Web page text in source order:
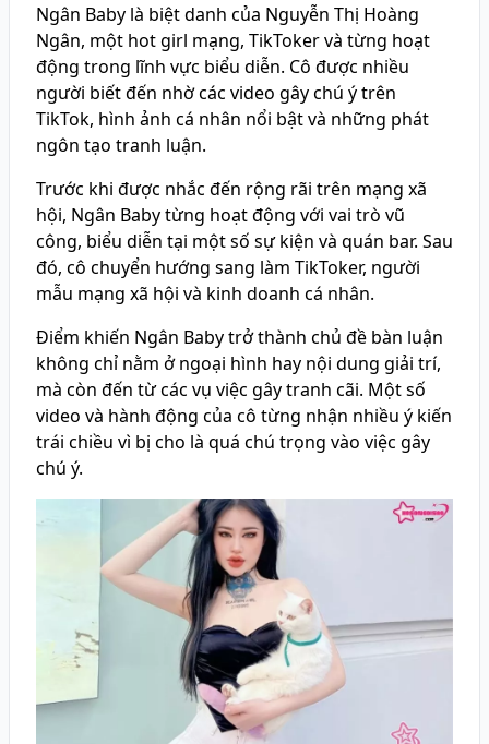
Ngân Baby là biệt danh của Nguyễn Thị Hoàng
Ngân, một hot girl mạng, TikToker và từng hoạt
động trong lĩnh vực biểu diễn. Cô được nhiều
người biết đến nhờ các video gây chú ý trên
TikTok, hình ảnh cá nhân nổi bật và những phát
ngôn tạo tranh luận.
Trước khi được nhắc đến rộng rãi trên mạng xã
hội, Ngân Baby từng hoạt động với vai trò vũ
công, biểu diễn tại một số sự kiện và quán bar. Sau
đó, cô chuyển hướng sang làm TikToker, người
mẫu mạng xã hội và kinh doanh cá nhân.
Điểm khiến Ngân Baby trở thành chủ đề bàn luận
không chỉ nằm ở ngoại hình hay nội dung giải trí,
mà còn đến từ các vụ việc gây tranh cãi. Một số
video và hành động của cô từng nhận nhiều ý kiến
trái chiều vì bị cho là quá chú trọng vào việc gây
chú ý.